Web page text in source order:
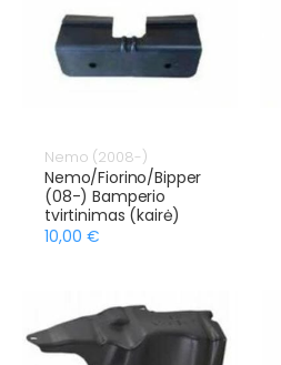
Nemo (2008-)
Nemo/Fiorino/Bipper
(08-) Bamperio
tvirtinimas (kairė)
10,00 €